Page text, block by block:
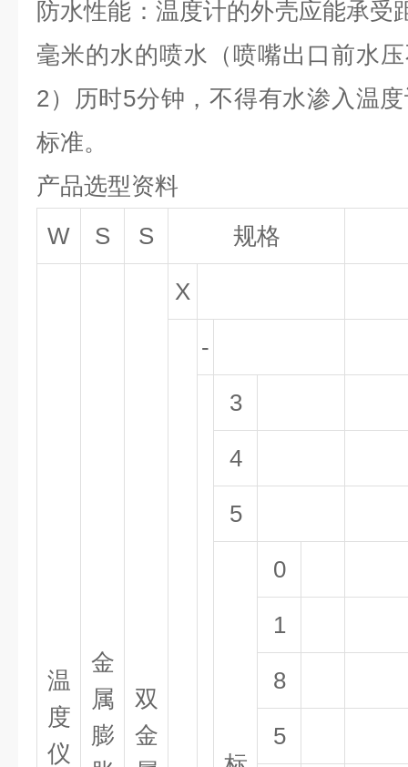
防水性能：温度计的外壳应能承受
毫米的水的喷水（喷嘴出口前水
2）历时5分钟，不得有水渗入温
标准。
产品选型资料
W
S S 规格
温
度
仪
金
属
膨
双
金
X
-
3
4
5
0
1
8
5